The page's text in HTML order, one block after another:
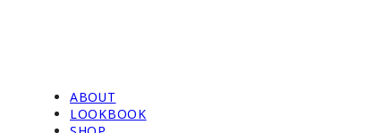
ABOUT
LOOKBOOK